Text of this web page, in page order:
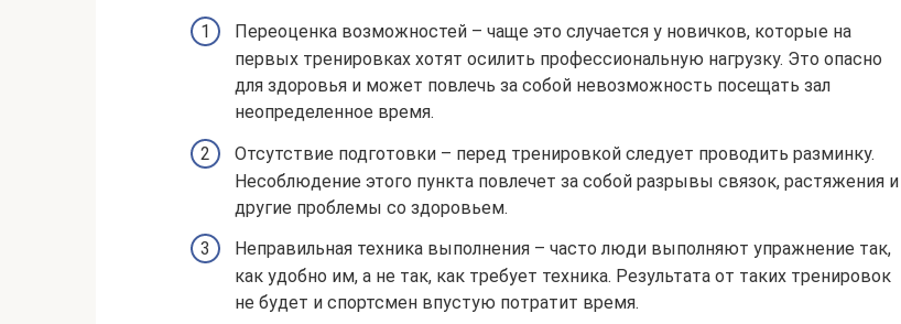
Переоценка возможностей – чаще это случается у новичков, которые на
первых тренировках хотят осилить профессиональную нагрузку. Это опасно
для здоровья и может повлечь за собой невозможность посещать зал
неопределенное время.
Отсутствие подготовки – перед тренировкой следует проводить разминку.
Несоблюдение этого пункта повлечет за собой разрывы связок, растяжения и
другие проблемы со здоровьем.
Неправильная техника выполнения – часто люди выполняют упражнение так,
как удобно им, а не так, как требует техника. Результата от таких тренировок
не будет и спортсмен впустую потратит время.